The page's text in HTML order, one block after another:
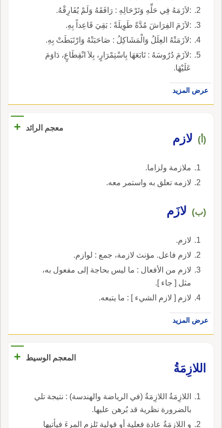
:لاَزَمَهُ فِي حَلِّهِ وَتَرْحَالِهِ : رَافَقَهُ وَلَمْ يُفَارِقْهُ.
:لاَزَمَ الفِرَاشَ مُدَّةً طَوِيلَةً : بَقِيَ قَاعِداً بِهِ.
:لاَزَمَتْهُ العِلَلُ وَالْمَشَاكِلُ : صَاحَبَتْهُ وَارْتَبَطَتْ بِهِ.
:لاَزَمَ دُرُوسَهُ : تَابَعَهَا بِاسْتِمْرَارٍ، بِلاَ انْقِطَاعٍ، دَاوَمَ
عَلَيْهَا.
عرض المزيد
معجم الرائد +
(أ) لازم
ملازمة ولزاما.
لازمه تعلق به واستمر معه.
(ب) لازَم
لازم.
لازم فاعل. مؤنث لازمة، جمع : لوازم.
لازم من الأفعال : ما ليس بحاجة إلى مفعول به،
مثل [ جاء ].
لازم [ لازم الشيء ] : ما يتبعه.
عرض المزيد
المعجم الوسيط
+
اللازِمَةُ
اللازِمَةُ اللازِمَةُ (في الرياضة والهندسة) : نتيجة تلي
بالضرورة نظرية قد بُرهن عليها.
و اللازِمَةُ عادة فعلية أو قولية تَلزم المرءَ فيأتيها